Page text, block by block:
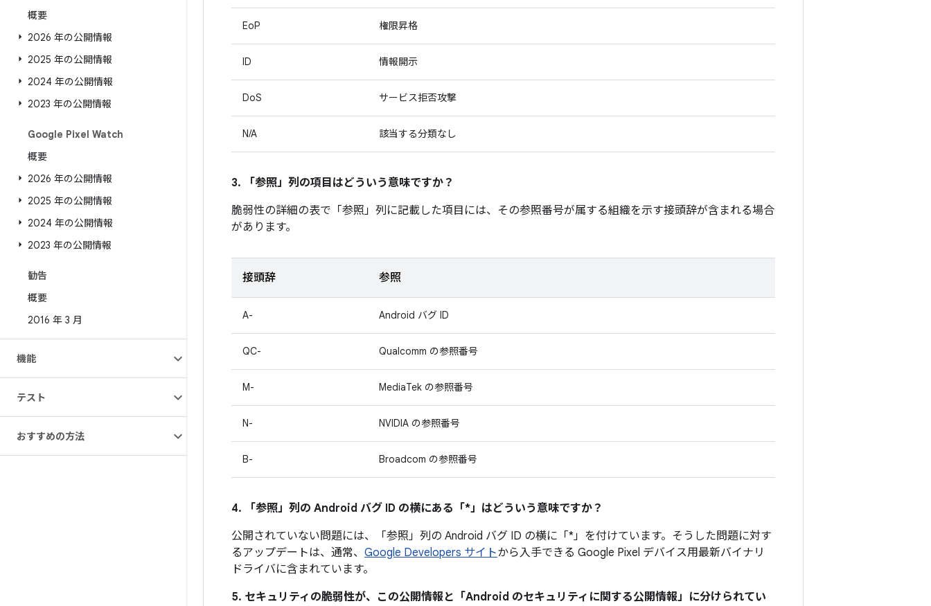
概要
2026 年の公開情報
2025 年の公開情報
2024 年の公開情報
2023 年の公開情報
Google Pixel Watch
概要
2026 年の公開情報
2025 年の公開情報
2024 年の公開情報
2023 年の公開情報
勧告
概要
2016 年 3 月
機能
テスト
おすすめの方法
EoP 権限昇格
ID 情報開示
DoS サービス拒否攻撃
N/A 該当する分類なし
3. 「参照」 列の項目はどういう意味ですか？
脆弱性の詳細の表で「参照」列に記載した項目には、その参照番号が属する組織を示す接頭辞が含まれる場合
があります。
接頭辞 参照
A- Android バグ ID
QC- Qualcomm の参照番号
M- MediaTek の参照番号
N- NVIDIA の参照番号
B- Broadcom の参照番号
4. 「参照」 列の Android バグ ID の横にある「*」はどういう意味ですか？
公開されていない問題には、「参照」 列の Android バグ ID の横に「*」を付けています。そうした問題に対す
るアップデートは、通常、 Google Developers サイトから入手できる Google Pixel デバイス用最新バイナリ
ドライバに含まれています。
5. セキュリティの脆弱性が、この公開情報と「Android のセキュリティに関する公開情報」に分けられてい